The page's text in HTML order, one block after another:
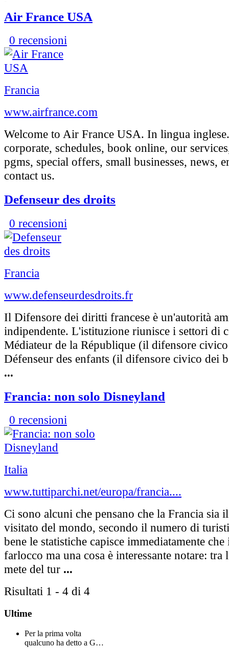
Air France USA
0 recensioni
Francia
www.airfrance.com
Welcome to Air France USA. In lingua
corporate, schedules, book online, our
pgms, special offers, small businesses, news,
contact us.
Defenseur des droits
0 recensioni
Francia
www.defenseurdesdroits.fr
Il Difensore dei diritti francese è un'autorità
indipendente. L'istituzione riunisce i settori di
Médiateur de la République (il difensore
Défenseur des enfants (il difensore civico dei
...
Francia: non solo Disneyland
0 recensioni
Italia
www.tuttiparchi.net/europa/francia....
Ci sono alcuni che pensano che la Francia sia
visitato del mondo, secondo il numero di
bene le statistiche capisce immediatamente che
farlocco ma una cosa è interessante notare: tra
mete del tur ...
Risultati 1 - 4 di 4
Ultime
Per la prima volta
qualcuno ha detto a G…